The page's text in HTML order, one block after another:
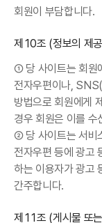
회원이 부담합니다.
제10조 (정보의 제
① 당 사이트는 회원
전자우편이나,
방법으로 회원에게
경우 회원은 이를 수
② 당 사이트는 서비
전자우편 등에 광고
하는 이용자가 광고
간주합니다.
제11조 (게시물 또